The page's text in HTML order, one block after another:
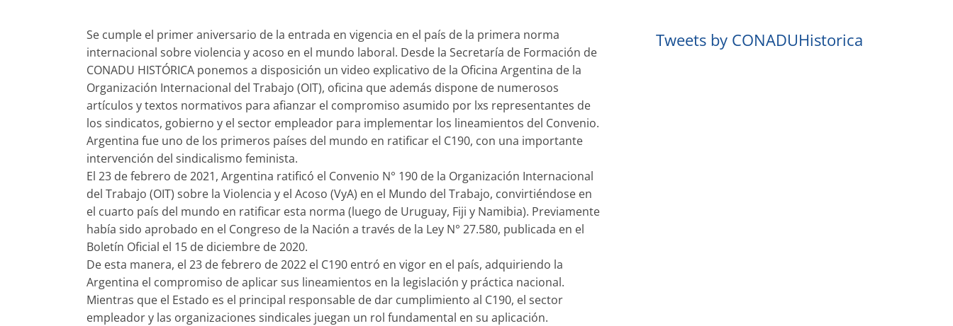
Se cumple el primer aniversario de la entrada en vigencia en el país de la primera norma
internacional sobre violencia y acoso en el mundo laboral. Desde la Secretaría de Formación de
CONADU HISTÓRICA ponemos a disposición un video explicativo de la Oficina Argentina de la
Organización Internacional del Trabajo (OIT), oficina que además dispone de numerosos
artículos y textos normativos para afianzar el compromiso asumido por lxs representantes de
los sindicatos, gobierno y el sector empleador para implementar los lineamientos del Convenio.
Argentina fue uno de los primeros países del mundo en ratificar el C190, con una importante
intervención del sindicalismo feminista.
El 23 de febrero de 2021, Argentina ratificó el Convenio N° 190 de la Organización Internacional
del Trabajo (OIT) sobre la Violencia y el Acoso (VyA) en el Mundo del Trabajo, convirtiéndose en
el cuarto país del mundo en ratificar esta norma (luego de Uruguay, Fiji y Namibia). Previamente
había sido aprobado en el Congreso de la Nación a través de la Ley N° 27.580, publicada en el
Boletín Oficial el 15 de diciembre de 2020.
De esta manera, el 23 de febrero de 2022 el C190 entró en vigor en el país, adquiriendo la
Argentina el compromiso de aplicar sus lineamientos en la legislación y práctica nacional.
Mientras que el Estado es el principal responsable de dar cumplimiento al C190, el sector
empleador y las organizaciones sindicales juegan un rol fundamental en su aplicación.
Tweets by CONADUHistorica